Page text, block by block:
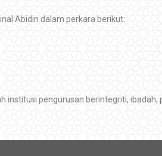
Abidin dalam perkara berikut:
institusi pengurusan berintegriti,